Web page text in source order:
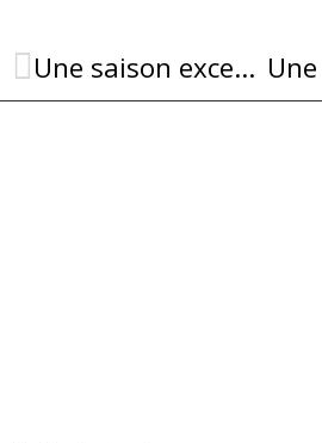
Une saison exceptionnelle pour Armand !